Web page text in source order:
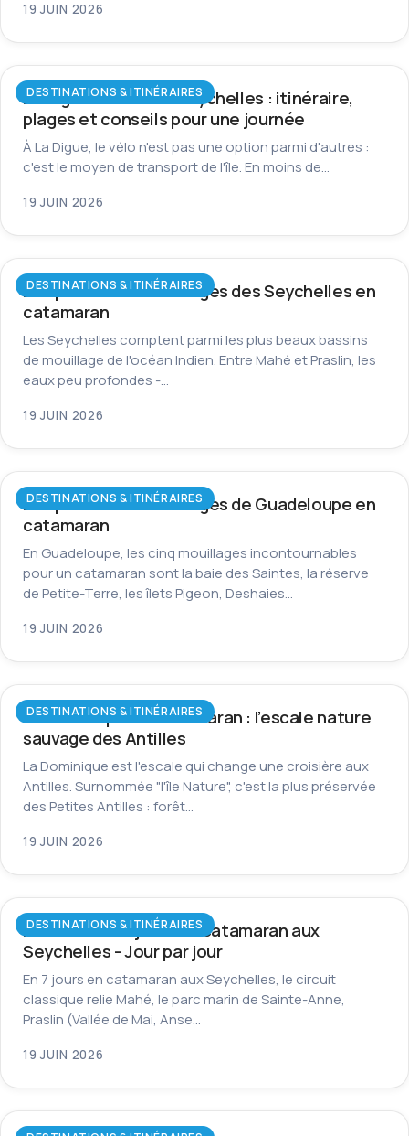
19 JUIN 2026
DESTINATIONS & ITINÉRAIRES
La Digue à vélo aux Seychelles : itinéraire,
plages et conseils pour une journée
À La Digue, le vélo n'est pas une option parmi d'autres :
c'est le moyen de transport de l'île. En moins de…
19 JUIN 2026
DESTINATIONS & ITINÉRAIRES
Les plus beaux mouillages des Seychelles en
catamaran
Les Seychelles comptent parmi les plus beaux bassins
de mouillage de l'océan Indien. Entre Mahé et Praslin, les
eaux peu profondes -…
19 JUIN 2026
DESTINATIONS & ITINÉRAIRES
Les plus beaux mouillages de Guadeloupe en
catamaran
En Guadeloupe, les cinq mouillages incontournables
pour un catamaran sont la baie des Saintes, la réserve
de Petite-Terre, les îlets Pigeon, Deshaies…
19 JUIN 2026
DESTINATIONS & ITINÉRAIRES
La Dominique en catamaran : l’escale nature
sauvage des Antilles
La Dominique est l'escale qui change une croisière aux
Antilles. Surnommée "l'île Nature", c'est la plus préservée
des Petites Antilles : forêt…
19 JUIN 2026
DESTINATIONS & ITINÉRAIRES
Itinéraire de 7 jours en catamaran aux
Seychelles - Jour par jour
En 7 jours en catamaran aux Seychelles, le circuit
classique relie Mahé, le parc marin de Sainte-Anne,
Praslin (Vallée de Mai, Anse…
19 JUIN 2026